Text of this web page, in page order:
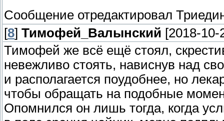
Сообщение отредактировал
[8] Тимофей_Валынский [2018-
Тимофей же всё ещё стоял,
невежливо стоять, нависнув над
и располагается поудобнее, но
чтобы обращать на подобные
Опомнился он лишь тогда, когда